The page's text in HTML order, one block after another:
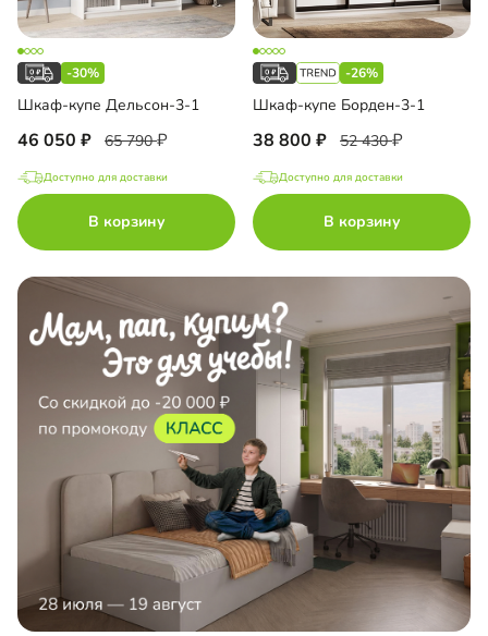
-30%
Шкаф-купе Дельсон-3-1
46 050 65 790
Доступно для доставки
В корзину
-26%
Шкаф-купе Борден-3-1
38 800 52 430
Доступно для доставки
В корзину